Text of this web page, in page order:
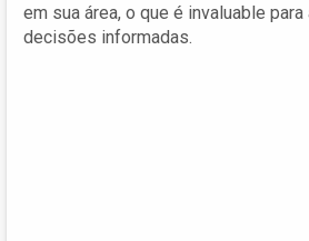
em sua área, o que é invaluable para
decisões informadas.